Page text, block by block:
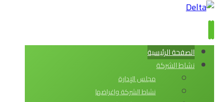
الصفحة الرئيسية
نشاط الشركة
مجلس الإدارة
نشاط الشركة واغراضها